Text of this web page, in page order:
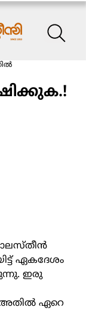
ഏകദേശം
ഇരു
ഏറെ